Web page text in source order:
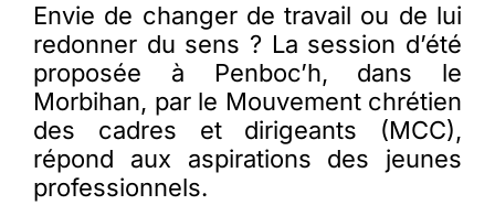
Envie de changer de travail ou de lui
redonner du sens ? La session d’été
proposée à Penboc’h, dans le
Morbihan, par le Mouvement chrétien
des cadres et dirigeants (MCC),
répond aux aspirations des jeunes
professionnels.